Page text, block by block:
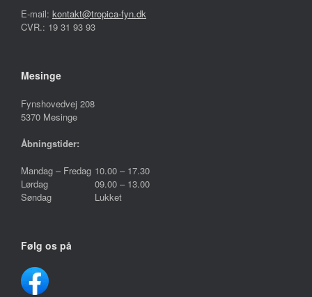
E-mail: kontakt@tropica-fyn.dk
CVR.: 19 31 93 93
Mesinge
Fynshovedvej 208
5370 Mesinge
Åbningstider:
Mandag – Fredag
Lørdag
Søndag
10.00 – 17.30
09.00 – 13.00
Lukket
Følg os på